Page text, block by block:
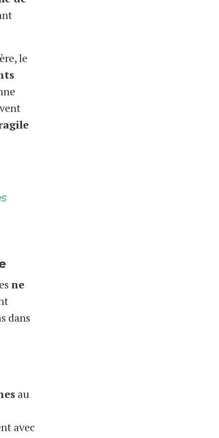
le
ne
dans
au
avec